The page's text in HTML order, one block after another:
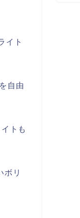
イト
自由
トも
ボリ